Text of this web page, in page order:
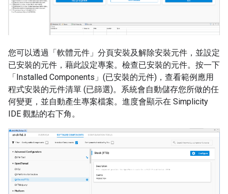
您可以透過「軟體元件」 分頁安裝及解除安裝元件，並設定
已安裝的元件，藉此設定專案。檢查已安裝的元件。按一下
「Installed Components」(已安裝的元件) ，查看範例應用
程式安裝的元件清單 (已篩選)。系統會自動儲存您所做的任
何變更，並自動產生專案檔案。進度會顯示在 Simplicity
IDE 觀點的右下角。